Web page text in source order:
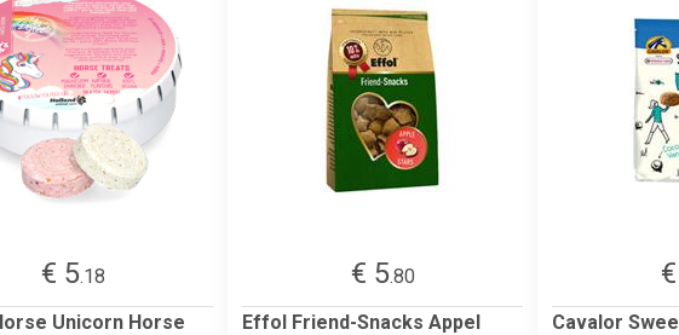
€ 5.18
Unicorn Horse
€ 5.80
Effol Friend-Snacks Appel
Cavalor